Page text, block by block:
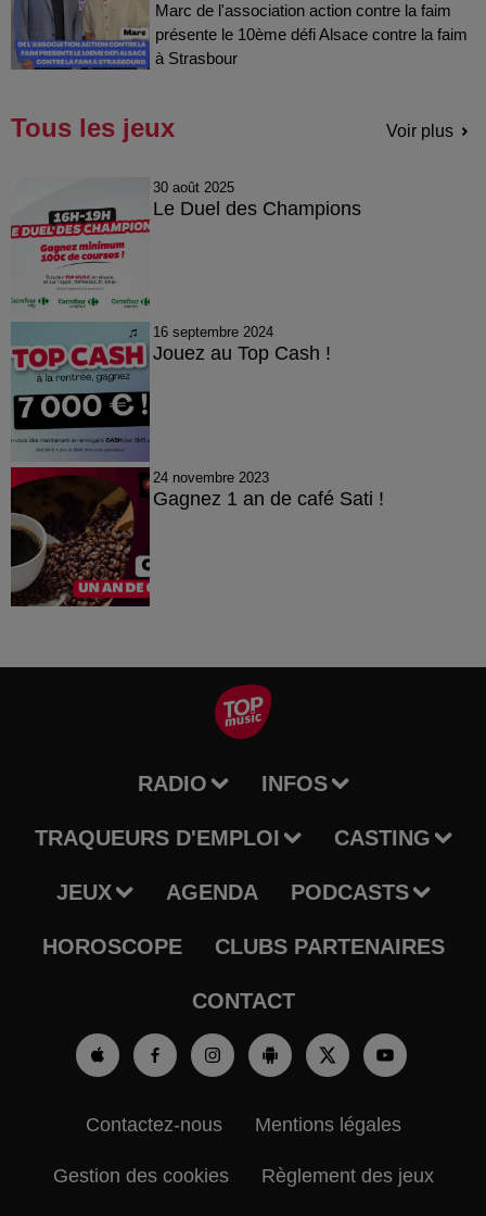
Marc de l'association action contre la faim
présente le 10ème défi Alsace contre la faim
à Strasbour
Tous les jeux Voir plus
30 août 2025
Le Duel des Champions
16 septembre 2024
Jouez au Top Cash !
24 novembre 2023
Gagnez 1 an de café Sati !
RADIO INFOS
TRAQUEURS D'EMPLOI CASTING
JEUX AGENDA PODCASTS
HOROSCOPE CLUBS PARTENAIRES
CONTACT
Contactez-nous Mentions légales
Gestion des cookies Règlement des jeux